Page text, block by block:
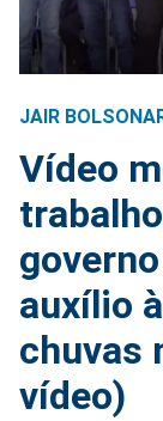
JAIR
Vídeo
auxílio
chuvas
vídeo)